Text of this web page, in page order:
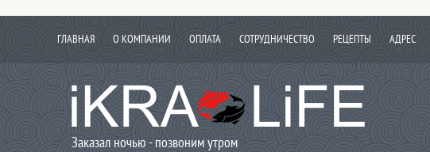
ГЛАВНАЯ О КОМПАНИИ ОПЛАТА СОТРУДНИЧЕСТВО РЕЦЕПТЫ АДРЕС
Заказал ночью - позвоним утром